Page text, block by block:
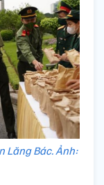
Lăng Bác. Ảnh: